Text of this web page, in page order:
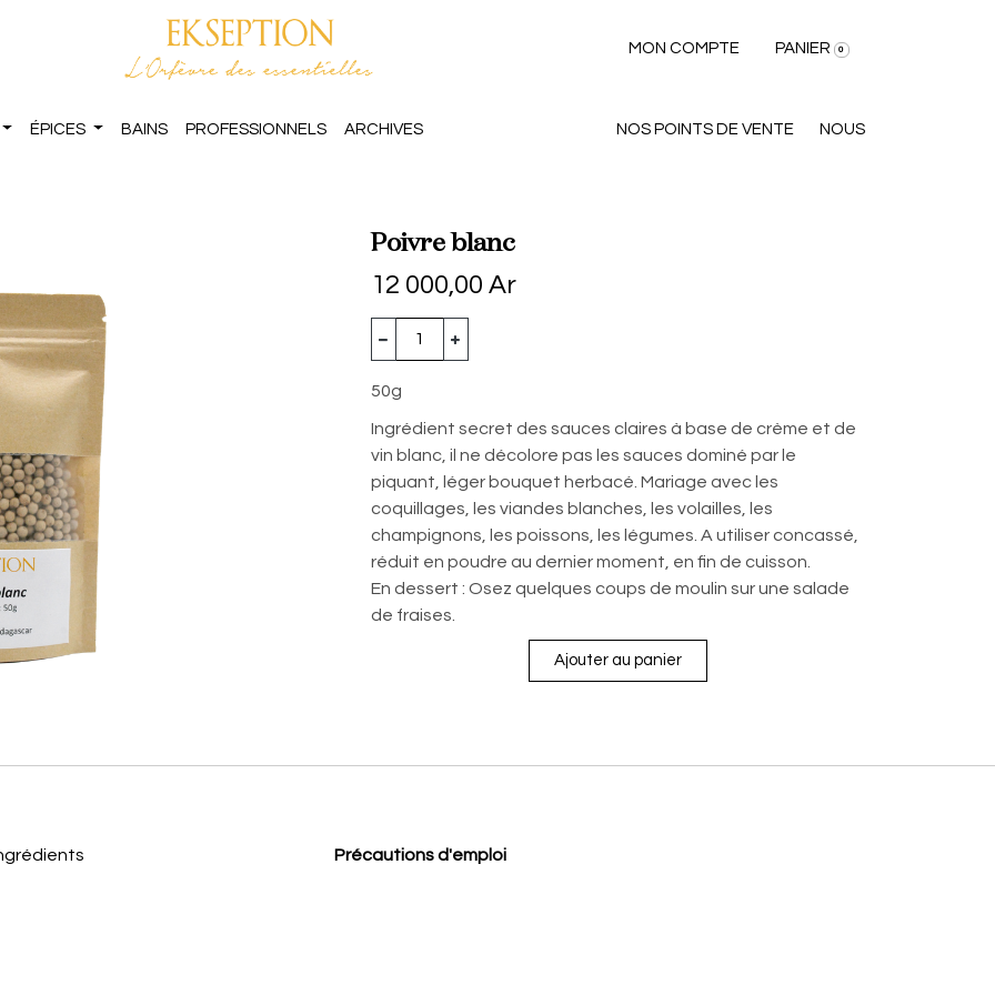
MON COMPTE PANIER 0
ÉPICES BAINS PROFESSIONNELS ARCHIVES NOS POINTS DE VENTE NOUS
Poivre blanc
12 000,00 Ar
50g
Ingrédient secret des sauces claires à base de crème et de
vin blanc, il ne décolore pas les sauces dominé par le
piquant, léger bouquet herbacé. Mariage avec les
coquillages, les viandes blanches, les volailles, les
champignons, les poissons, les légumes. A utiliser concassé,
réduit en poudre au dernier moment, en fin de cuisson.
En dessert : Osez quelques coups de moulin sur une salade
de fraises.
Ajouter au panier
Précautions d'emploi